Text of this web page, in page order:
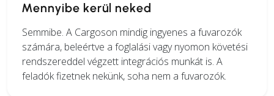
Mennyibe kerül neked
Semmibe. A Cargoson mindig ingyenes a fuvarozók
számára, beleértve a foglalási vagy nyomon követési
rendszereddel végzett integrációs munkát is. A
feladók fizetnek nekünk, soha nem a fuvarozók.